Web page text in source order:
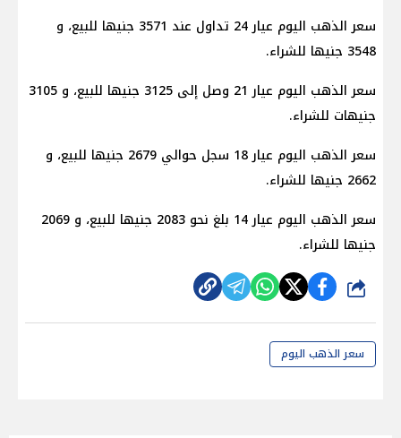
سعر الذهب اليوم عيار 24 تداول عند 3571 جنيها للبيع، و
3548 جنيها للشراء.
سعر الذهب اليوم عيار 21 وصل إلى 3125 جنيها للبيع، و 3105
جنيهات للشراء.
سعر الذهب اليوم عيار 18 سجل حوالي 2679 جنيها للبيع، و
2662 جنيها للشراء.
سعر الذهب اليوم عيار 14 بلغ نحو 2083 جنيها للبيع، و 2069
جنيها للشراء.
شارك
سعر الذهب اليوم